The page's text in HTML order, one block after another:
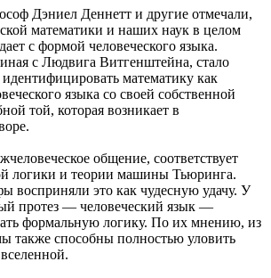
Дэниел Деннетт и другие отмечали,
математики и наших наук в целом
с формой человеческого языка.
с Людвига Витгенштейна, стало
математику как
языка со своей собственной
той, которая возникает в
общение, соответствует
логики и теории машины Тьюринга.
восприняли это как чудесную удачу. У
протез — человеческий язык —
формальную логику. По их мнению, из
также способны полностью уловить